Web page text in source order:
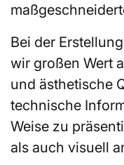
Bei der
wir großen Wert
und ästhetische
technische
Weise zu
als auch visuell